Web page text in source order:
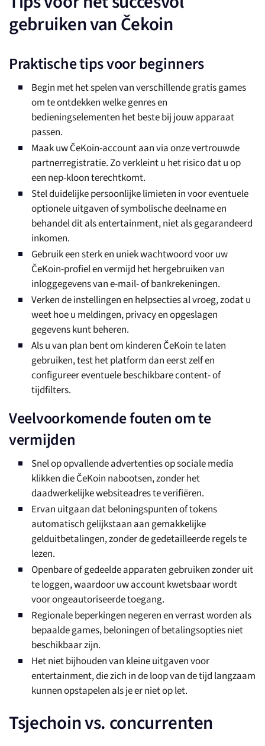
gebruiken van Čekoin
Praktische tips voor beginners
Begin met het spelen van verschillende gratis games
om te ontdekken welke genres en
bedieningselementen het beste bij jouw apparaat
passen.
Maak uw ČeKoin-account aan via onze vertrouwde
partnerregistratie. Zo verkleint u het risico dat u op
een nep-kloon terechtkomt.
Stel duidelijke persoonlijke limieten in voor eventuele
optionele uitgaven of symbolische deelname en
behandel dit als entertainment, niet als gegarandeerd
inkomen.
Gebruik een sterk en uniek wachtwoord voor uw
ČeKoin-profiel en vermijd het hergebruiken van
inloggegevens van e-mail- of bankrekeningen.
Verken de instellingen en helpsecties al vroeg, zodat u
weet hoe u meldingen, privacy en opgeslagen
gegevens kunt beheren.
Als u van plan bent om kinderen ČeKoin te laten
gebruiken, test het platform dan eerst zelf en
configureer eventuele beschikbare content- of
tijdfilters.
Veelvoorkomende fouten om te
vermijden
Snel op opvallende advertenties op sociale media
klikken die ČeKoin nabootsen, zonder het
daadwerkelijke websiteadres te verifiëren.
Ervan uitgaan dat beloningspunten of tokens
automatisch gelijkstaan aan gemakkelijke
gelduitbetalingen, zonder de gedetailleerde regels te
lezen.
Openbare of gedeelde apparaten gebruiken zonder uit
te loggen, waardoor uw account kwetsbaar wordt
voor ongeautoriseerde toegang.
Regionale beperkingen negeren en verrast worden als
bepaalde games, beloningen of betalingsopties niet
beschikbaar zijn.
Het niet bijhouden van kleine uitgaven voor
entertainment, die zich in de loop van de tijd langzaam
kunnen opstapelen als je er niet op let.
Tsjechoin vs. concurrenten